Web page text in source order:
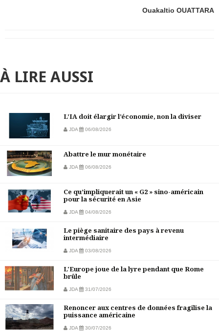
Ouakaltio OUATTARA
À LIRE AUSSI
L’IA doit élargir l’économie, non la diviser
JDA 06/08/2026
Abattre le mur monétaire
JDA 06/08/2026
Ce qu’impliquerait un « G2 » sino-américain
pour la sécurité en Asie
JDA 04/08/2026
Le piège sanitaire des pays à revenu
intermédiaire
JDA 03/08/2026
L'Europe joue de la lyre pendant que Rome
brûle
JDA 31/07/2026
Renoncer aux centres de données fragilise la
puissance américaine
JDA 30/07/2026